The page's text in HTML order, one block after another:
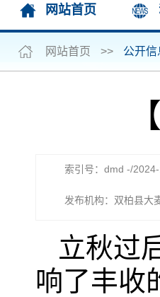
网站首页
网站首页 >> 公开
索引号：dmd -/
发布机构：双柏县大
立秋过
响了丰收